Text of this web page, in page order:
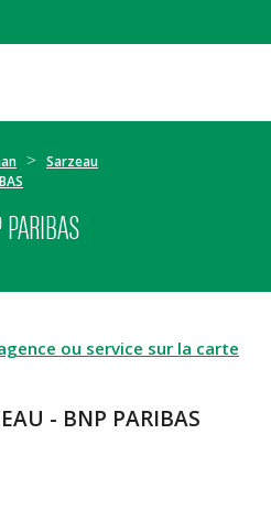
Sarzeau
ou service sur la carte
- BNP PARIBAS